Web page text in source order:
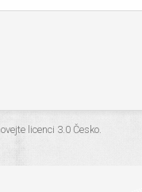
licenci 3.0 Česko.